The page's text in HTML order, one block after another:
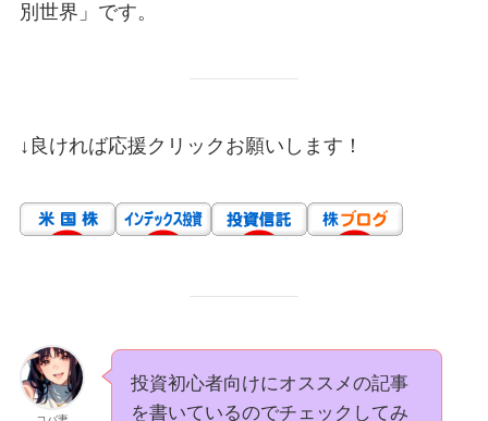
別世界」です。
↓良ければ応援クリックお願いします！
投資初心者向けにオススメの記事
を書いているのでチェックしてみ